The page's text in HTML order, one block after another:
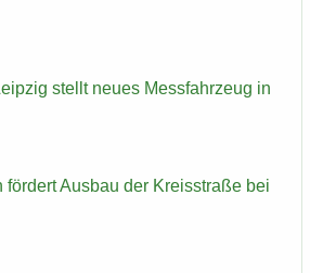
stellt neues Mess­fahr­zeug in
för­dert Aus­bau der Kreis­stra­ße bei